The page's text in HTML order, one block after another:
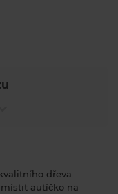
dřeva
autíčko na